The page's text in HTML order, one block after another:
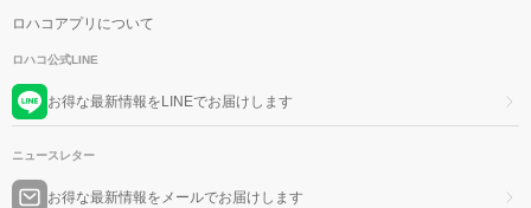
ロハコアプリについて
ロハコ公式LINE
お得な最新情報をLINEでお届けします
ニュースレター
お得な最新情報をメールでお届けします